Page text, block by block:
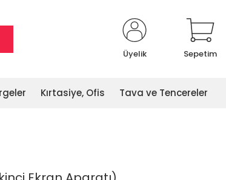
Üyelik Sepetim
Kırtasiye, Ofis Tava ve Tencereler